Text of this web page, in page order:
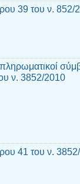
39 του ν. 852/
ν. 3852/2010
41 του ν.